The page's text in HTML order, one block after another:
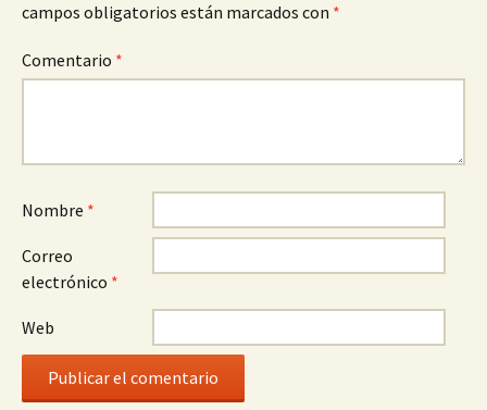
campos obligatorios están marcados con *
Comentario *
Nombre *
Correo
electrónico *
Web